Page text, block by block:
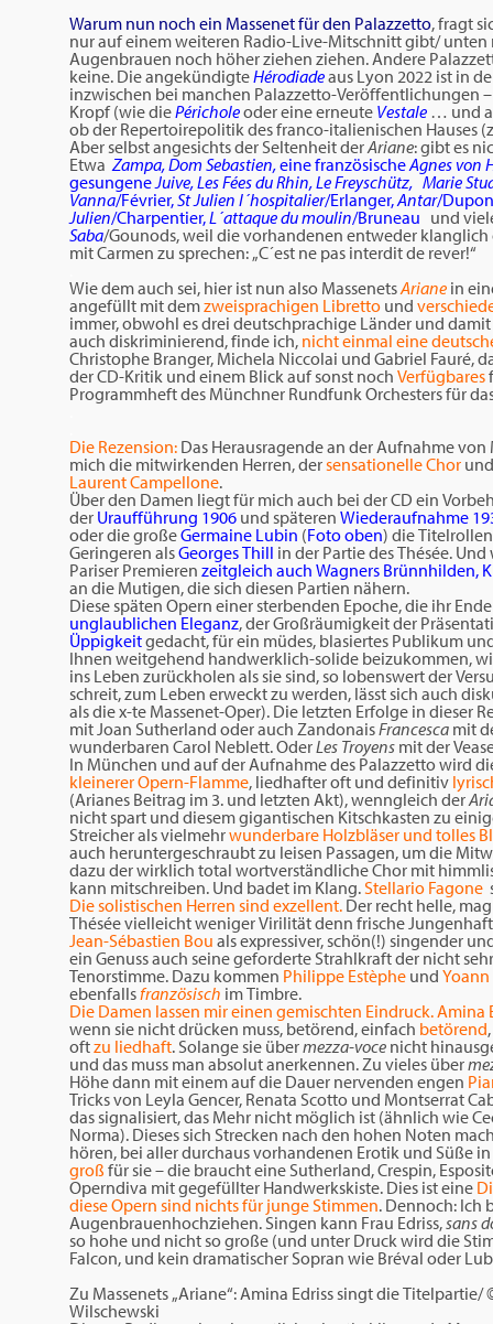
Warum nun noch ein Massenet für den Palazzetto, fragt
nur auf einem weiteren Radio-Live-Mitschnitt gibt/
Augenbrauen noch höher ziehen ziehen. Andere
keine. Die angekündigteHérodiadeaus Lyon 2022 ist in
inzwischen bei manchen Palazzetto-Veröffentlichungen
Kropf (wie diePéricholeoder eine erneute Vestale … und
ob der Repertoirepolitik des franco-italienischen
Aber selbst angesichts der Seltenheit derAriane: gibt es
EtwaZampa, Dom Sebastien,eine französischeAgnes von
gesungeneJuive, Les Fées du Rhin, Le Freyschütz, Marie
Vanna/Février,St Julien l´hospitalier/Erlanger,Antar/
Julien/Charpentier,L´attaque du moulin/Bruneau und
Saba/Gounods, weil die vorhandenen entweder
mit Carmen zu sprechen: „C´est ne pas interdit de rever!“
Wie dem auch sei, hier ist nun also MassenetsAriane in
angefüllt mit demzweisprachigen Libretto und
immer, obwohl es drei deutschprachige Länder und
auch diskriminierend, finde ich, nicht einmal eine
Christophe Branger, Michela Niccolai und Gabriel Fauré,
der CD-Kritik und einem Blick auf sonst noch Verfügbares
Programmheft des Münchner Rundfunk Orchesters für
Die Rezension: Das Herausragende an der Aufnahme von
mich die mitwirkenden Herren, dersensationelle Chor
Laurent Campellone.
Über den Damen liegt für mich auch bei der CD ein
der Uraufführung 1906 und späteren Wiederaufnahme
oder die großeGermaine Lubin (Foto oben) die
Geringeren alsGeorges Thill in der Partie des Thésée.
Pariser Premieren zeitgleich auch Wagners Brünnhilden,
an die Mutigen, die sich diesen Partien nähern.
Diese späten Opern einer sterbenden Epoche, die ihr
unglaublichen Eleganz, der Großräumigkeit der
Üppigkeitgedacht, für ein müdes, blasiertes Publikum
Ihnen weitgehend handwerklich-solide beizukommen,
ins Leben zurückholen als sie sind, so lobenswert der
schreit, zum Leben erweckt zu werden, lässt sich auch
als die x-te Massenet-Oper). Die letzten Erfolge in dieser
mit Joan Sutherland oder auch ZandonaisFrancesca mit
wunderbaren Carol Neblett. OderLes Troyens mit der
In München und auf der Aufnahme des Palazzetto wird
kleinerer Opern-Flamme, liedhafter oft und definitiv
(Arianes Beitrag im 3. und letzten Akt), wenngleich der
nicht spart und diesem gigantischen Kitschkasten zu
Streicher als vielmehrwunderbare Holzbläser und tolles
auch heruntergeschraubt zu leisen Passagen, um die
dazu der wirklich total wortverständliche Chor mit
kann mitschreiben. Und badet im Klang.Stellario Fagone
Die solistischen Herren sind exzellent. Der recht helle,
Thésée vielleicht weniger Virilität denn frische
Jean-Sébastien Bou als expressiver, schön(!) singender
ein Genuss auch seine geforderte Strahlkraft der nicht
Tenorstimme. Dazu kommen Philippe Estèphe und
ebenfallsfranzösisch im Timbre.
Die Damen lassen mir einen gemischten Eindruck. Amina
wenn sie nicht drücken muss, betörend, einfach betörend
oftzu liedhaft. Solange sie übermezza-voce nicht
und das muss man absolut anerkennen. Zu vieles über
Höhe dann mit einem auf die Dauer nervenden engen
Tricks von Leyla Gencer, Renata Scotto und Montserrat
das signalisiert, das Mehr nicht möglich ist (ähnlich wie
Norma). Dieses sich Strecken nach den hohen Noten
hören, bei aller durchaus vorhandenen Erotik und Süße
groß für sie – die braucht eine Sutherland, Crespin,
Operndiva mit gegefüllter Handwerkskiste. Dies ist eine
diese Opern sind nichts für junge Stimmen. Dennoch: Ich
Augenbrauenhochziehen. Singen kann Frau Edriss,sans
so hohe und nicht so große (und unter Druck wird die
Falcon, und kein dramatischer Sopran wie Bréval oder
Zu Massenets „Ariane“: Amina Edriss singt die Titelpartie/
Wilschewski